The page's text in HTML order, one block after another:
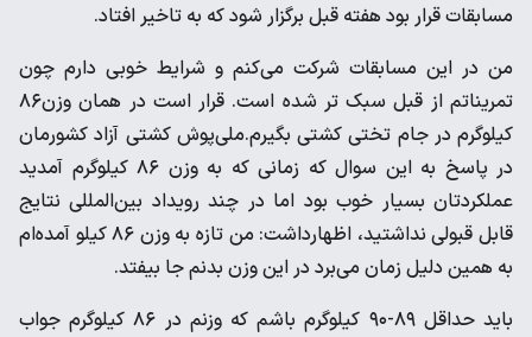
مسابقات قرار بود هفته قبل برگزار شود که به تاخیر افتاد.
من در این مسابقات شرکت می‌کنم و شرایط خوبی دارم چون
تمریناتم از قبل سبک تر شده است. قرار است در همان وزن۸۶
کیلوگرم در جام تختی کشتی بگیرم.ملی‌پوش کشتی آزاد کشورمان
در پاسخ به این سوال که زمانی که به وزن ۸۶ کیلوگرم آمدید
عملکردتان بسیار خوب بود اما در چند رویداد بین‌المللی نتایج
قابل قبولی نداشتید، اظهارداشت: من تازه به وزن ۸۶ کیلو آمده‌ام
به همین دلیل زمان می‌برد در این وزن بدنم جا بیفتد.
باید حداقل ۸۹-۹۰ کیلوگرم باشم که وزنم در ۸۶ کیلوگرم جواب